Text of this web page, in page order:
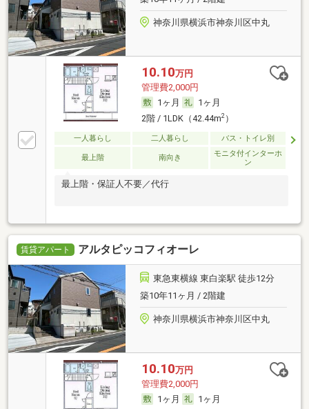
神奈川県横浜市神奈川区中丸
10.10万円
管理費2,000円
1ヶ月
1ヶ月
2階 / 1LDK（42.44m2）
一人暮らし 二人暮らし バス・トイレ別
最上階 南向き
モニタ付インターホ
ン
最上階・保証人不要／代行
賃貸アパート アルタピッコフィオーレ
東急東横線 東白楽駅 徒歩12分
築10年11ヶ月 / 2階建
神奈川県横浜市神奈川区中丸
10.10万円
管理費2,000円
1ヶ月
1ヶ月